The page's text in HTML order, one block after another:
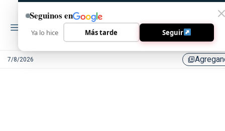
7/8/2026 library_add
Seguinos en
Ya lo hice Más tarde Seguir